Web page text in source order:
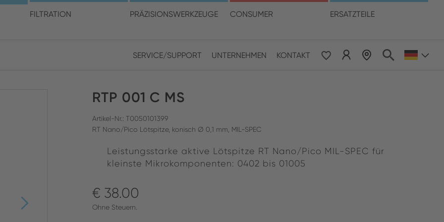
FILTRATION PRÄZISIONSWERKZEUGE CONSUMER ERSATZTEILE
SUCHEN SCHLIESSEN
SERVICE/SUPPORT UNTERNEHMEN KONTAKT
Sie Ihren Standort und Ihre Sprache
Asia & Pacific
ENGLISH
RTP 001 C MS
Artikel-Nr.: T0050101399
RT Nano/Pico Lötspitze, konisch Ø 0,1 mm, MIL-SPEC
Leistungsstarke aktive Lötspitze RT Nano/Pico MIL-SPEC für
kleinste Mikrokomponenten: 0402 bis 01005
€ 38.00
Ohne Steuern.